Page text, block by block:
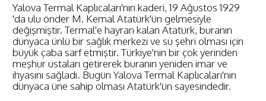
Yalova Termal Kaplıcaları'nın kaderi, 19 Ağustos 1929
'da ulu önder M. Kemal Atatürk'ün gelmesiyle
değişmiştir. Termal'e hayran kalan Atatürk, buranın
dünyaca ünlü bir sağlık merkezi ve su şehri olması için
büyük çaba sarf etmiştir. Türkiye'nin bir çok yerinden
meşhur ustaları getirerek buranın yeniden imar ve
ihyasını sağladı. Bugün Yalova Termal Kaplıcaları'nın
dünyaca üne sahip olması Atatürk'ün sayesindedir.